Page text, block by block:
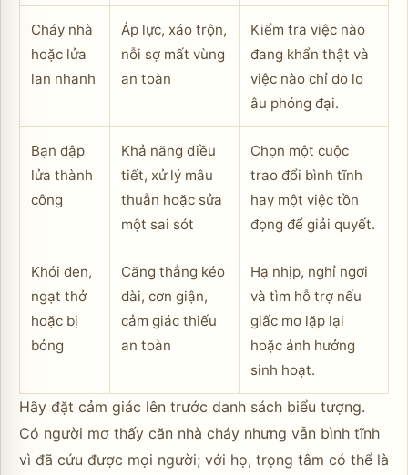
Cháy nhà
hoặc lửa
lan nhanh
Áp lực, xáo trộn,
nỗi sợ mất vùng
an toàn
Kiểm tra việc nào
đang khẩn thật và
việc nào chỉ do lo
âu phóng đại.
Bạn dập
lửa thành
công
Khả năng điều
tiết, xử lý mâu
thuẫn hoặc sửa
một sai sót
Chọn một cuộc
trao đổi bình tĩnh
hay một việc tồn
đọng để giải quyết.
Khói đen,
ngạt thở
hoặc bị
bỏng
Căng thẳng kéo
dài, cơn giận,
cảm giác thiếu
an toàn
Hạ nhịp, nghỉ ngơi
và tìm hỗ trợ nếu
giấc mơ lặp lại
hoặc ảnh hưởng
sinh hoạt.
Hãy đặt cảm giác lên trước danh sách biểu tượng.
Có người mơ thấy căn nhà cháy nhưng vẫn bình tĩnh
vì đã cứu được mọi người; với họ, trọng tâm có thể là